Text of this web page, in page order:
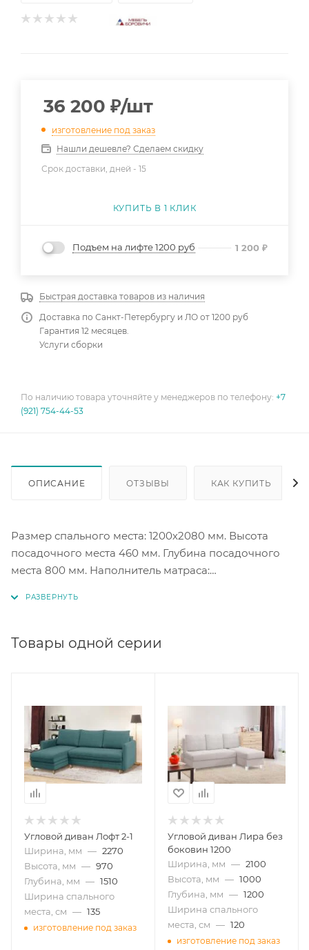
36 200 ₽/шт
изготовление под заказ
Нашли дешевле? Сделаем скидку
Срок доставки, дней - 15
КУПИТЬ В 1 КЛИК
Подъем на лифте 1200 руб 1 200 ₽
Быстрая доставка товаров из наличия
Доставка по Санкт-Петербургу и ЛО от 1200 руб
Гарантия 12 месяцев.
Услуги сборки
По наличию товара уточняйте у менеджеров по телефону: +7
(921) 754-44-53
ОПИСАНИЕ ОТЗЫВЫ КАК КУПИТЬ
Размер спального места: 1200х2080 мм. Высота
посадочного места 460 мм. Глубина посадочного
места 800 мм. Наполнитель матраса:
Товары одной серии
Угловой диван Лофт 2-1
Ширина, мм — 2270
Высота, мм — 970
Глубина, мм — 1510
Ширина спального
места, см — 135
изготовление под заказ
Угловой диван Лира без
боковин 1200
Ширина, мм — 2100
Высота, мм — 1000
Глубина, мм — 1200
Ширина спального
места, см — 120
изготовление под заказ